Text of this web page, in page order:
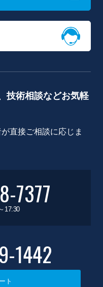
技術相談などお気軽
直接ご相談に応じま
7377
17:30
1442
ト